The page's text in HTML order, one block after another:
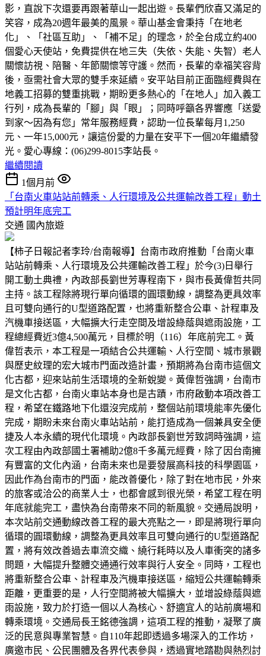
影，直說下次還要再跟著華山一起出遊。長輩們欣喜又滿足的
笑容，成為20週年最美的風景。華山基金會秉持「在地老
化」、「社區互助」、「補不足」的理念，於全台成立約400
個愛心天使站，免費提供在地三失（失依、失能、失智）老人
關懷訪視、陪醫、年節關懷等守護。然而，長輩的幸福笑容背
後，亟需社會大眾的雙手來延續。安平站目前正面臨經費與在
地義工招募的雙重挑戰，期盼更多熱心的「在地人」加入義工
行列，成為長輩的「腳」與「眼」；同時呼籲各界響應「送愛
到家～因為有您」常年服務經費，認助一位長輩每月1,250
元、一年15,000元，讓這份愛的力量在安平下一個20年繼續發
光。愛心專線：(06)299-8015李站長。
繼續閱讀
1個月前
「台南火車站站前轉乘、人行環境及公共運輸改善工程」動土
預計明年底完工
交通 國內旅遊
【柿子日報記者李玲/台南報導】台南市政府推動「台南火車
站站前轉乘、人行環境及公共運輸改善工程」於今(3)日舉行
開工動土典禮，內政部長劉世芳專程南下，與市長黃偉哲共同
主持。該工程除將現行單向循環的圓環動線，調整為更具效率
且可雙向通行的U型道路配置，也將重新整合公車、計程車及
汽機車接送區，大幅擴大行走空間及增設綠蔭與遮雨設施，工
程總經費近3億4,500萬元，目標於明（116）年底前完工。黃
偉哲表示，本工程是一項結合公共運輸、人行空間、城市景觀
與歷史紋理的宏大城市門面改造計畫，預期將為台南市這個文
化古都，迎來站前生活環境的全新蛻變。黃偉哲強調，台南市
是文化古都，台南火車站本身也是古蹟，市府啟動本項改善工
程，希望在鐵路地下化還沒完成前，整個站前環境能率先優化
完成，期盼未來台南火車站站前，能打造成為一個兼具安全便
捷及人本永續的現代化環境。內政部長劉世芳致詞時強調，這
次工程由內政部國土署補助2億8千多萬元經費，除了因台南擁
有豐富的文化內涵，台南未來也是要發展高科技的科學園區，
因此作為台南市的門面，能改善優化，除了對在地市民，外來
的旅客或洽公的商業人士，也都會感到很光榮，希望工程在明
年底就能完工，盡快為台南帶來不同的新風貌。交通局說明，
本次站前交通動線改善工程的最大亮點之一，即是將現行單向
循環的圓環動線，調整為更具效率且可雙向通行的U型道路配
置，將有效改善過去車流交織、繞行耗時以及人車衝突的諸多
問題，大幅提升整體交通通行效率與行人安全。同時，工程也
將重新整合公車、計程車及汽機車接送區，縮短公共運輸轉乘
距離，更重要的是，人行空間將被大幅擴大，並增設綠蔭與遮
雨設施，致力於打造一個以人為核心、舒適宜人的站前廣場和
轉乘環境。交通局長王銘德強調，這項工程的推動，凝聚了廣
泛的民意與專業智慧。自110年起即透過多場深入的工作坊，
廣邀市民、公民團體及各界代表參與，透過實地踏勘與熱烈討